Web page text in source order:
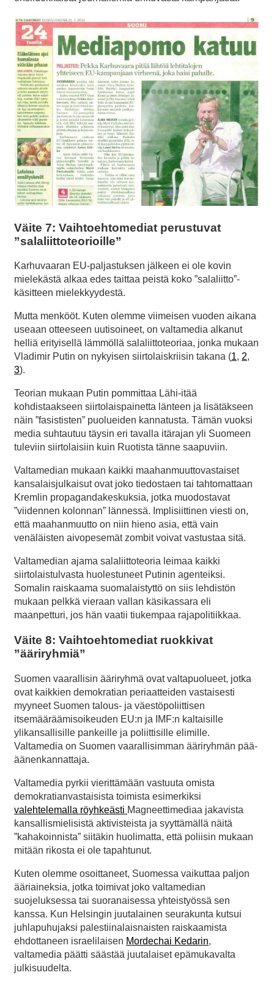
Väite 7: Vaihtoehtomediat perustuvat
”salaliittoteorioille”
Karhuvaaran EU-paljastuksen jälkeen ei ole kovin
mielekästä alkaa edes taittaa peistä koko ”salaliitto”-
käsitteen mielekkyydestä.
Mutta menkööt. Kuten olemme viimeisen vuoden aikana
useaan otteeseen uutisoineet, on valtamedia alkanut
helliä erityisellä lämmöllä salaliittoteoriaa, jonka mukaan
Vladimir Putin on nykyisen siirtolaiskriisin takana (1, 2,
3).
Teorian mukaan Putin pommittaa Lähi-itää
kohdistaakseen siirtolaispainetta länteen ja lisätäkseen
näin ”fasististen” puolueiden kannatusta. Tämän vuoksi
media suhtautuu täysin eri tavalla itärajan yli Suomeen
tuleviin siirtolaisiin kuin Ruotista tänne saapuviin.
Valtamedian mukaan kaikki maahanmuuttovastaiset
kansalaisjulkaisut ovat joko tiedostaen tai tahtomattaan
Kremlin propagandakeskuksia, jotka muodostavat
”viidennen kolonnan” lännessä. Implisiittinen viesti on,
että maahanmuutto on niin hieno asia, että vain
venäläisten aivopesemät zombit voivat vastustaa sitä.
Valtamedian ajama salaliittoteoria leimaa kaikki
siirtolaistulvasta huolestuneet Putinin agenteiksi.
Somalin raiskaama suomalaistyttö on siis lehdistön
mukaan pelkkä vieraan vallan käsikassara eli
maanpetturi, jos hän vaatii tiukempaa rajapolitiikkaa.
Väite 8: Vaihtoehtomediat ruokkivat
”ääriryhmiä”
Suomen vaarallisin ääriryhmä ovat valtapuolueet, jotka
ovat kaikkien demokratian periaatteiden vastaisesti
myyneet Suomen talous- ja väestöpoliittisen
itsemääräämisoikeuden EU:n ja IMF:n kaltaisille
ylikansallisille pankeille ja poliittisille elimille.
Valtamedia on Suomen vaarallisimman ääriryhmän pää-
äänenkannattaja.
Valtamedia pyrkii vierittämään vastuuta omista
demokratianvastaisista toimista esimerkiksi
valehtelemalla röyhkeästi Magneettimediaa jakavista
kansallismielisistä aktivisteista ja syyttämällä näitä
”kahakoinnista” siitäkin huolimatta, että poliisin mukaan
mitään rikosta ei ole tapahtunut.
Kuten olemme osoittaneet, Suomessa vaikuttaa paljon
ääriaineksia, jotka toimivat joko valtamedian
suojeluksessa tai suoranaisessa yhteistyössä sen
kanssa. Kun Helsingin juutalainen seurakunta kutsui
juhlapuhujaksi palestiinalaisnaisten raiskaamista
ehdottaneen israelilaisen Mordechai Kedarin,
valtamedia päätti säästää juutalaiset epämukavalta
julkisuudelta.